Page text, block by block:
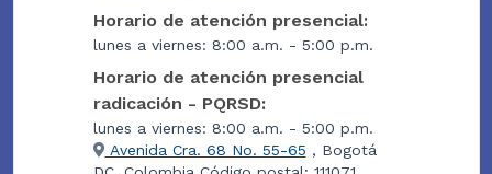
Horario de atención presencial:
lunes a viernes: 8:00 a.m. - 5:00 p.m.
Horario de atención presencial
radicación - PQRSD:
lunes a viernes: 8:00 a.m. - 5:00 p.m.
Avenida Cra. 68 No. 55-65 , Bogotá